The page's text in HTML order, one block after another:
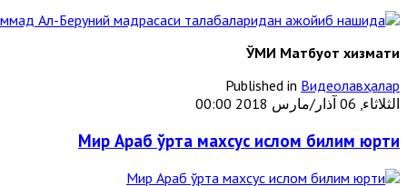
ЎМИ Матбуот хизмати
Published in Видеолавҳалар
الثلاثاء, 06 آذار/مارس 2018 00:00
Мир Араб ўрта махсус ислом билим юрти